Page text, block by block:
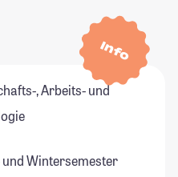
Info
, Arbeits- und
Wintersemester